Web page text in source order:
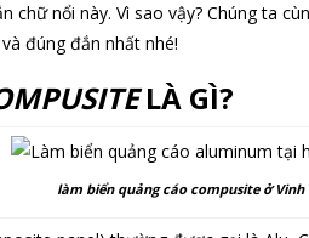
chữ nổi này. Vì sao vậy? Chúng ta
đúng đắn nhất nhé!
LÀ GÌ?
làm biển quảng cáo compusite ở Vinh